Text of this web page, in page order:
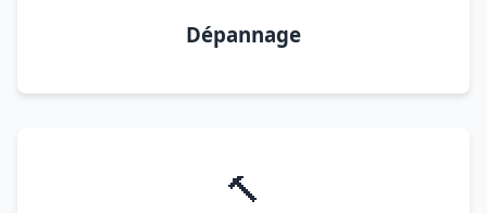
Dépannage
🔨